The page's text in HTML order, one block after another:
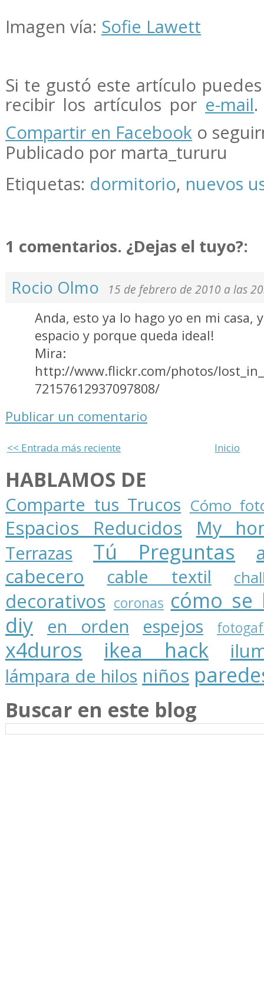
Imagen vía: Sofie Lawett
Si te gustó este artículo
recibir los artículos por e-mail
Compartir en Facebook o
Publicado por marta_tururu
Etiquetas: dormitorio, nuevos
1 comentarios. ¿Dejas el tuyo?:
Rocio Olmo
15 de febrero de 2010 a las
Anda, esto ya lo hago yo en mi casa,
espacio y porque queda ideal!
Mira:
http://www.flickr.com/photos/
72157612937097808/
Publicar un comentario
<< Entrada más reciente Inicio
HABLAMOS DE
Comparte tus Trucos Cómo
Espacios Reducidos My
Terrazas Tú Preguntas
cabecero
cable textil
decorativos coronas cómo se
diy
en orden espejos
x4duros ikea hack
lámpara de hilos niños
Buscar en este blog